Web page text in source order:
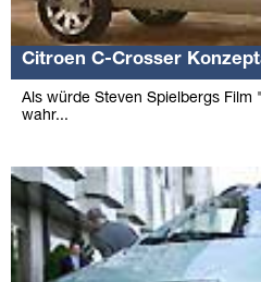
Citroen C-Crosser
Als würde Steven Spielbergs Film
wahr...